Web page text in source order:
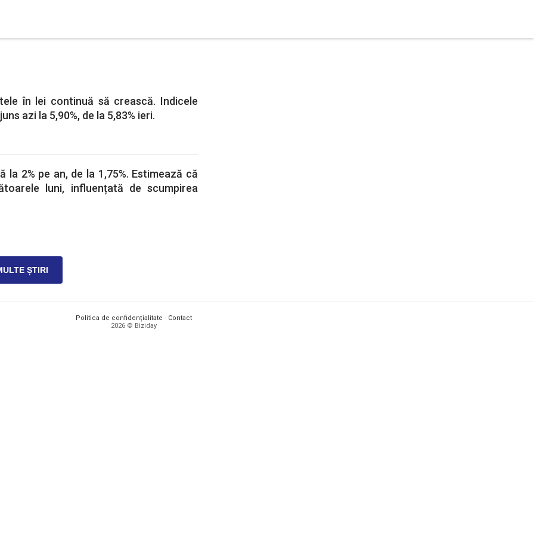
în lei continuă să crească. Indicele
azi la 5,90%, de la 5,83% ieri.
2% pe an, de la 1,75%. Estimează că
luni, influențată de scumpirea
ȘTIRI
Politica de confidențialitate · Contact
2026 © Biziday